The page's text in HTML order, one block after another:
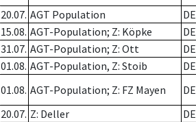
20.07. AGT Population DE
15.08. AGT-Population; Z: Köpke DE
31.07. AGT-Population; Z: Ott DE
01.08. AGT-Population, Z: Stoib DE
01.08. AGT-Population; Z: FZ Mayen DE
20.07. Z: Deller DE